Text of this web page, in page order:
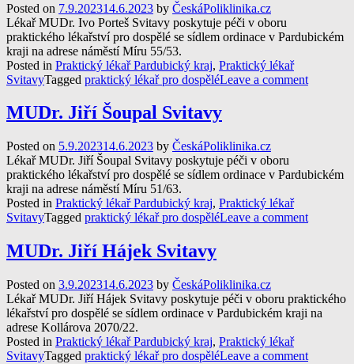
Posted on 7.9.202314.6.2023 by ČeskáPoliklinika.cz
Lékař MUDr. Ivo Porteš Svitavy poskytuje péči v oboru
praktického lékařství pro dospělé se sídlem ordinace v Pardubickém
kraji na adrese náměstí Míru 55/53.
Posted in Praktický lékař Pardubický kraj, Praktický lékař
SvitavyTagged praktický lékař pro dospěléLeave a comment
MUDr. Jiří Šoupal Svitavy
Posted on 5.9.202314.6.2023 by ČeskáPoliklinika.cz
Lékař MUDr. Jiří Šoupal Svitavy poskytuje péči v oboru
praktického lékařství pro dospělé se sídlem ordinace v Pardubickém
kraji na adrese náměstí Míru 51/63.
Posted in Praktický lékař Pardubický kraj, Praktický lékař
SvitavyTagged praktický lékař pro dospěléLeave a comment
MUDr. Jiří Hájek Svitavy
Posted on 3.9.202314.6.2023 by ČeskáPoliklinika.cz
Lékař MUDr. Jiří Hájek Svitavy poskytuje péči v oboru praktického
lékařství pro dospělé se sídlem ordinace v Pardubickém kraji na
adrese Kollárova 2070/22.
Posted in Praktický lékař Pardubický kraj, Praktický lékař
SvitavyTagged praktický lékař pro dospěléLeave a comment